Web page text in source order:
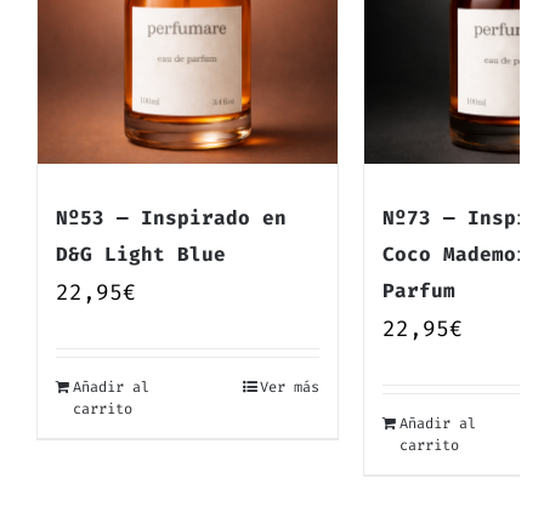
Nº53 — Inspirado en
D&G Light Blue
22,95€
Añadir al
carrito
Ver más
Nº73 —
Coco
Parfum
22,95€
Añadir al
carrito